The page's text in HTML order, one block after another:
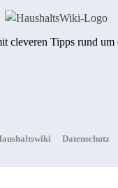
cleveren Tipps rund um
Datenschutz